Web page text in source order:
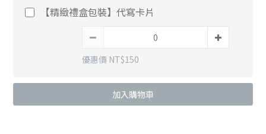
【精緻禮盒包裝】代寫卡片
優惠價 NT$150
加入購物車